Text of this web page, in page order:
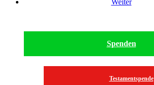
Weiter
Spenden
Testamentspende